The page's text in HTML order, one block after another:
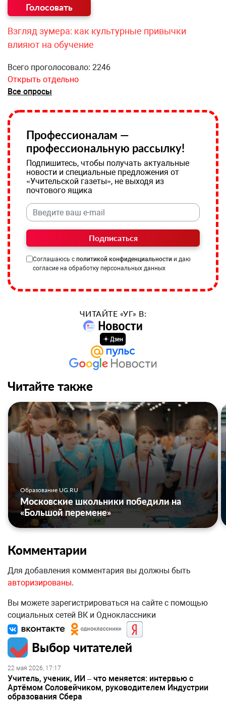
Взгляд зумера: как культурные привычки
влияют на обучение
Всего проголосовало: 2246
Открыть отдельно
Все опросы
Профессионалам —
профессиональную рассылку!
Подпишитесь, чтобы получать актуальные
новости и специальные предложения от
«Учительской газеты», не выходя из
почтового ящика
Подписаться
Соглашаюсь с политикой конфиденциальности и даю
согласие на обработку персональных данных
ЧИТАЙТЕ «УГ» В:
Читайте также
Образование UG.RU
Московские школьники победили на
«Большой перемене»
Комментарии
Для добавления комментария вы должны быть
авторизированы.
Вы можете зарегистрироваться на сайте с помощью
социальных сетей ВК и Одноклассники
Выбор читателей
22 мая 2026, 17:17
Учитель, ученик, ИИ – что меняется: интервью с
Артёмом Соловейчиком, руководителем Индустрии
образования Сбера